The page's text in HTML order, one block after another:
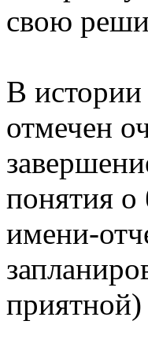
свою
В истории
отмечен
понятия о
имени-
приятной)